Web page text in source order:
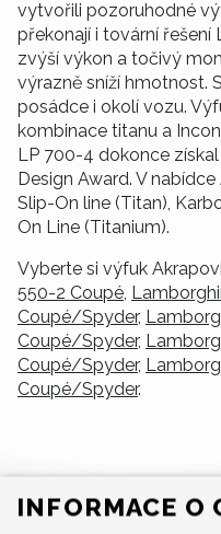
vytvořili pozoruhodné
překonají i tovární řešení
zvýší výkon a točivý
výrazně sníží hmotnost.
posádce i okolí vozu.
kombinace titanu a
LP 700-4 dokonce
Design Award. V
Slip-On line (Titan),
On Line (Titanium).
Vyberte si výfuk
550-2 Coupé
Coupé/Spyder,
Coupé/Spyder,
Coupé/Spyder,
Coupé/Spyder.
INFORMACE O